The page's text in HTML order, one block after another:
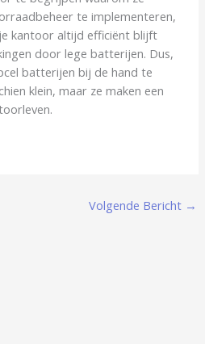
te implementeren,
kantoor altijd efficiënt blijft
door lege batterijen. Dus,
batterijen bij de hand te
klein, maar ze maken een
Volgende Bericht →